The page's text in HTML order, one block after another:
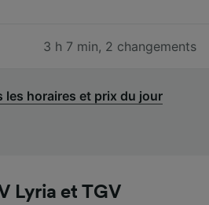
3 h 7 min, 2 changements
les horaires et prix du jour
Lyria et TGV